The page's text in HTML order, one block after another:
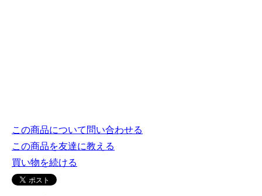
この商品について問い合わせる
この商品を友達に教える
買い物を続ける